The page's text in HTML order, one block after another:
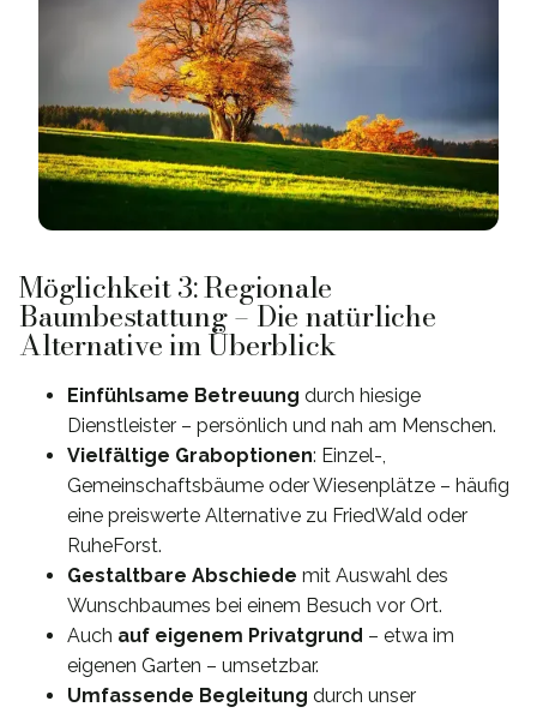
Möglichkeit 3: Regionale
Baumbestattung – Die natürliche
Alternative im Überblick
Einfühlsame Betreuung durch hiesige
Dienstleister – persönlich und nah am Menschen.
Vielfältige Graboptionen: Einzel-,
Gemeinschaftsbäume oder Wiesenplätze – häufig
eine preiswerte Alternative zu FriedWald oder
RuheForst.
Gestaltbare Abschiede mit Auswahl des
Wunschbaumes bei einem Besuch vor Ort.
Auch auf eigenem Privatgrund – etwa im
eigenen Garten – umsetzbar.
Umfassende Begleitung durch unser